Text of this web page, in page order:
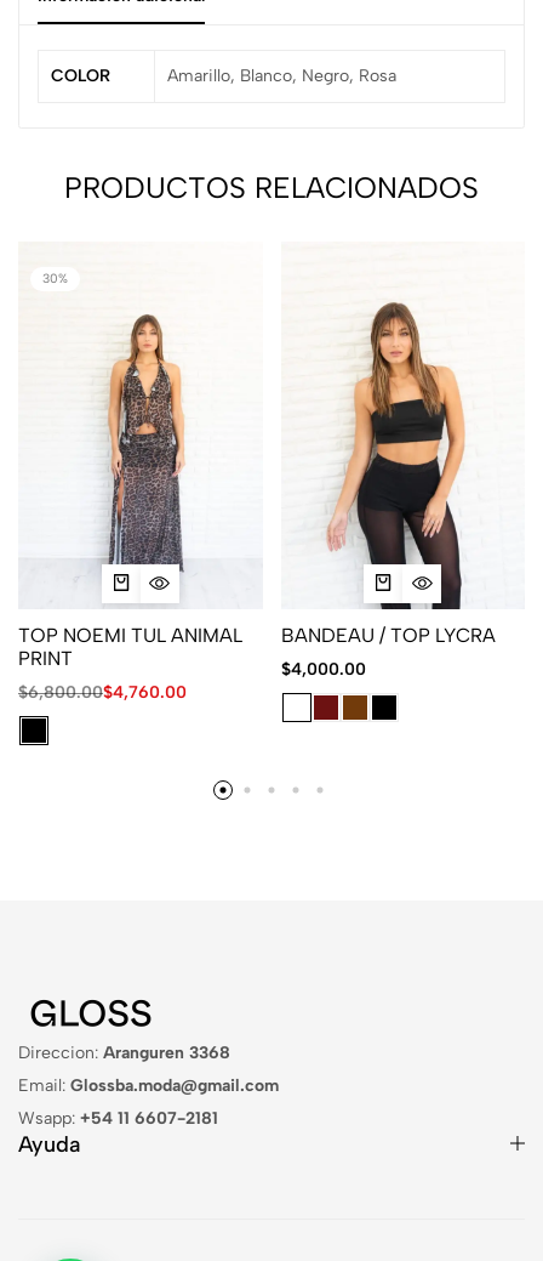
COLOR Amarillo, Blanco, Negro, Rosa
PRODUCTOS RELACIONADOS
30%
TOP NOEMI TUL ANIMAL
PRINT
$6,800.00$4,760.00
BANDEAU / TOP LYCRA
$4,000.00
Direccion: Aranguren 3368
Email: Glossba.moda@gmail.com
Wsapp: +54 11 6607-2181
Ayuda